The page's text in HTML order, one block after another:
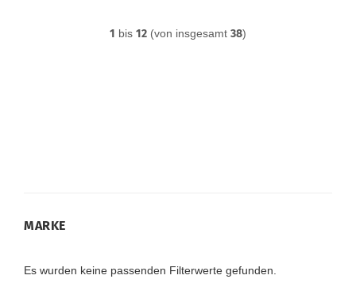
1 bis 12 (von insgesamt 38)
MARKE
MARKE
Es wurden keine passenden Filterwerte gefunden.